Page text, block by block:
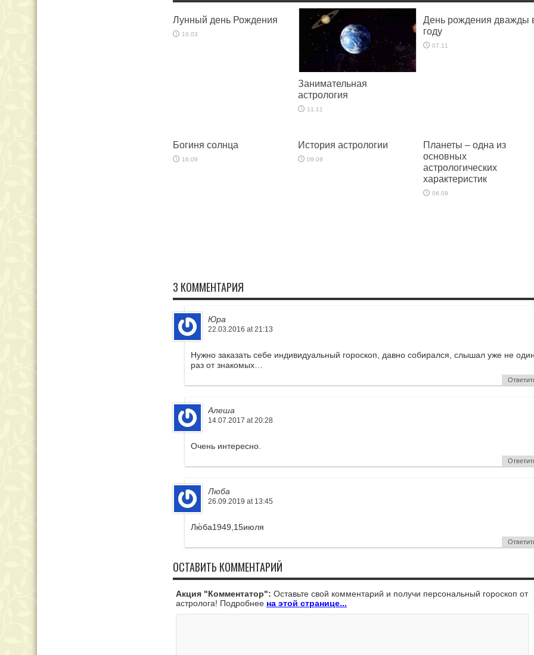
Лунный день Рождения
10.03
Занимательная
астрология
11.11
День рождения дважды
году
07.11
Богиня солнца
16.09
История астрологии
09.09
Планеты – одна из
основных
астрологических
характеристик
06.09
3 КОММЕНТАРИЯ
Юра
22.03.2016 at 21:13
Нужно заказать себе индивидуальный гороскоп, давно собирался, слышал уже не
раз от знакомых…
Алеша
14.07.2017 at 20:28
Очень интересно.
Люба
26.09.2019 at 13:45
Лю́ба1949,15июля
ОСТАВИТЬ КОММЕНТАРИЙ
Акция "Комментатор": Оставьте свой комментарий и получи персональный гороскоп от
астролога! Подробнее на этой странице...